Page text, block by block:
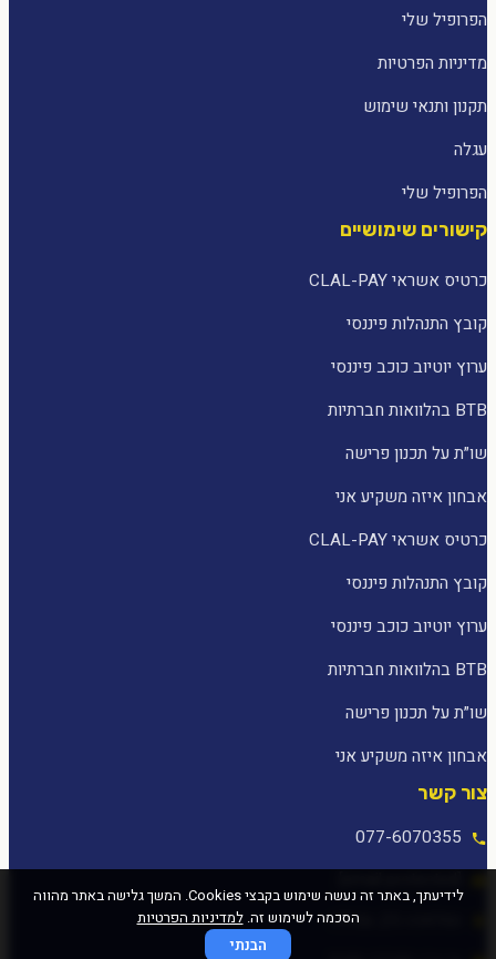
הפרופיל שלי
מדיניות הפרטיות
תקנון ותנאי שימוש
עגלה
הפרופיל שלי
קישורים שימושיים
כרטיס אשראי CLAL-PAY
קובץ התנהלות פיננסי
ערוץ יוטיוב כוכב פיננסי
BTB בהלוואות חברתיות
שו״ת על תכנון פרישה
אבחון איזה משקיע אני
כרטיס אשראי CLAL-PAY
קובץ התנהלות פיננסי
ערוץ יוטיוב כוכב פיננסי
BTB בהלוואות חברתיות
שו״ת על תכנון פרישה
אבחון איזה משקיע אני
צור קשר
077-6070355
לידיעתך, באתר זה נעשה שימוש בקבצי Cookies. המשך גלישה באתר מהווה
הסכמה לשימוש זה.למדיניות הפרטיות
הבנתי